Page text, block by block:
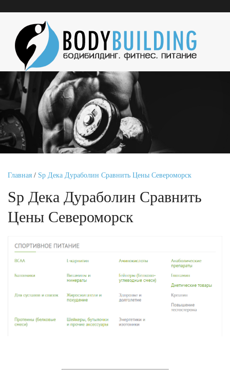
Главная / Sp Дека Дураболин Сравнить Цены Североморск
Sp Дека Дураболин Сравнить
Цены Североморск